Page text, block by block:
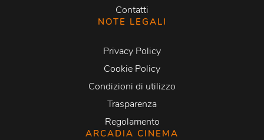
Contatti
NOTE LEGALI
Privacy Policy
Cookie Policy
Condizioni di utilizzo
Trasparenza
Regolamento
ARCADIA CINEMA